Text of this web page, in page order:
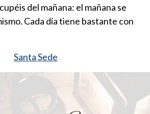
del mañana: el mañana se
Cada día tiene bastante con
Santa Sede